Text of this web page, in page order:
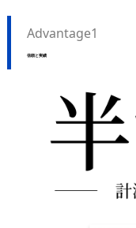
Advantage1
信頼と実績